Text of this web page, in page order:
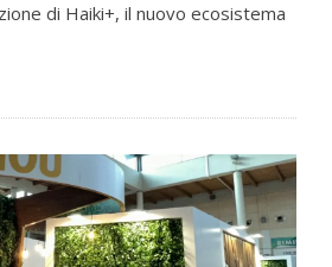
di Haiki+, il nuovo ecosistema